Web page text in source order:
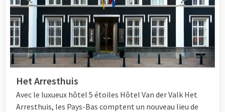
Het Arresthuis
Avec le luxueux hôtel 5 étoiles Hôtel Van der Valk Het
Arresthuis, les Pays-Bas comptent un nouveau lieu de